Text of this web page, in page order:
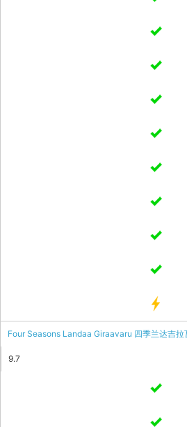
Four Seasons Landaa Giraavaru 四季兰达吉拉
9.7